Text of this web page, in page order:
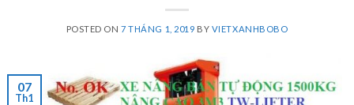
POSTED ON7 THÁNG 1, 2019 BY VIETXANHBOBO
07
Th1